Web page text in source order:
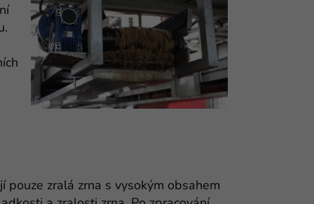
pouze zralá zrna s vysokým obsahem